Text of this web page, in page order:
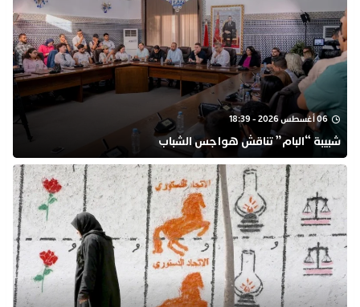
06 أغسطس 2026 - 18:39
شبيبة “البام” تناقش هواجس الشباب